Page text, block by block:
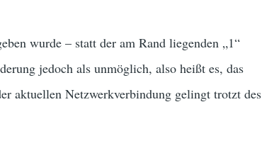
wurde – statt der am Rand liegenden „1“
jedoch als unmöglich, also heißt es, das
aktuellen Netzwerkverbindung gelingt trotzt des